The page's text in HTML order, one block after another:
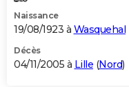
Naissance
19/08/1923 à Wasquehal
Décès
04/11/2005 à Lille (Nord)